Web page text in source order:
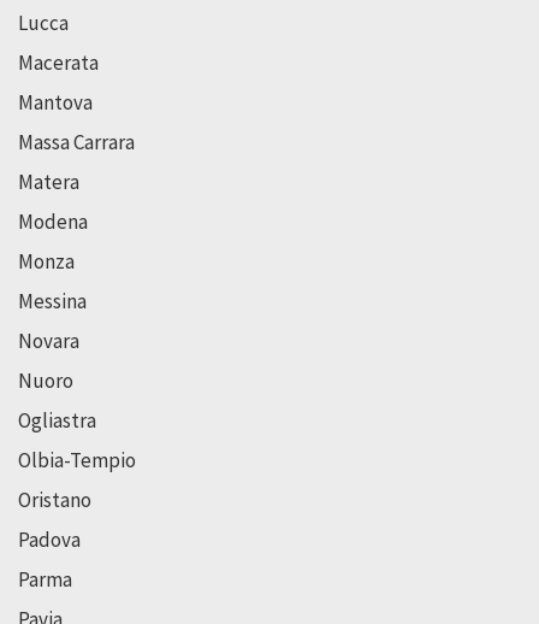
Lucca
Macerata
Mantova
Massa Carrara
Matera
Modena
Monza
Messina
Novara
Nuoro
Ogliastra
Olbia-Tempio
Oristano
Padova
Parma